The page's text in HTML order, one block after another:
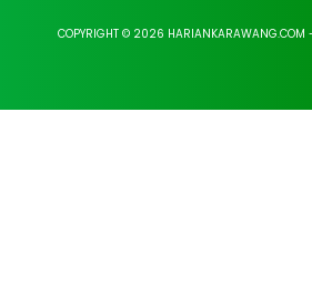
COPYRIGHT © 2026 HARIANKARAWANG.COM